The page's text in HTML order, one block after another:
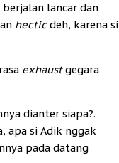
lancar dan
hecticdeh, karena si
exhaustgegara
dianter siapa?.
apa si Adik nggak
pada datang